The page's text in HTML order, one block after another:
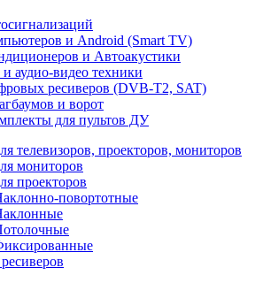
и Android (Smart TV)
и Автоакустики
аудио-видео техники
ресиверов (DVB-T2, SAT)
и ворот
для пультов ДУ
телевизоров, проекторов, мониторов
мониторов
проекторов
повортотные